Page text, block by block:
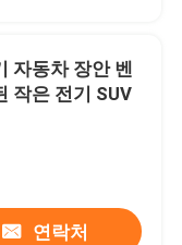
자동차 장안 벤
작은 전기 SUV
연락처